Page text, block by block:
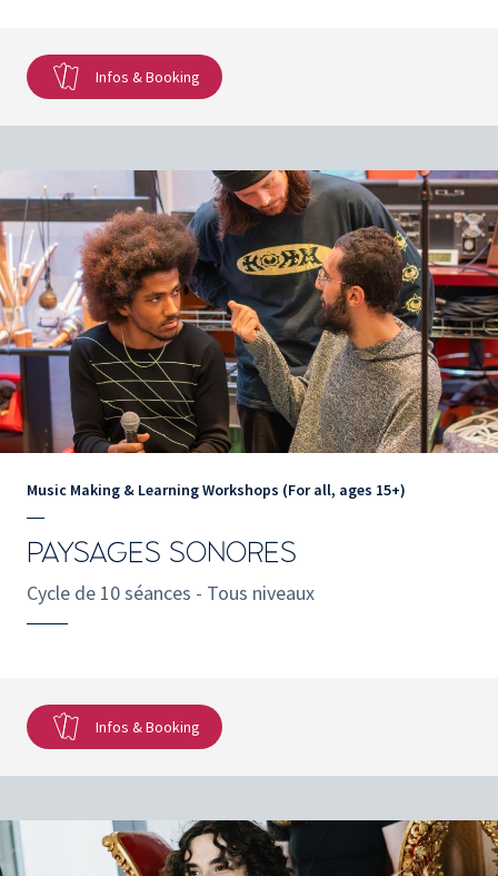
Infos & Booking
Music Making & Learning Workshops (For all, ages 15+)
PAYSAGES SONORES
Cycle de 10 séances - Tous niveaux
Infos & Booking